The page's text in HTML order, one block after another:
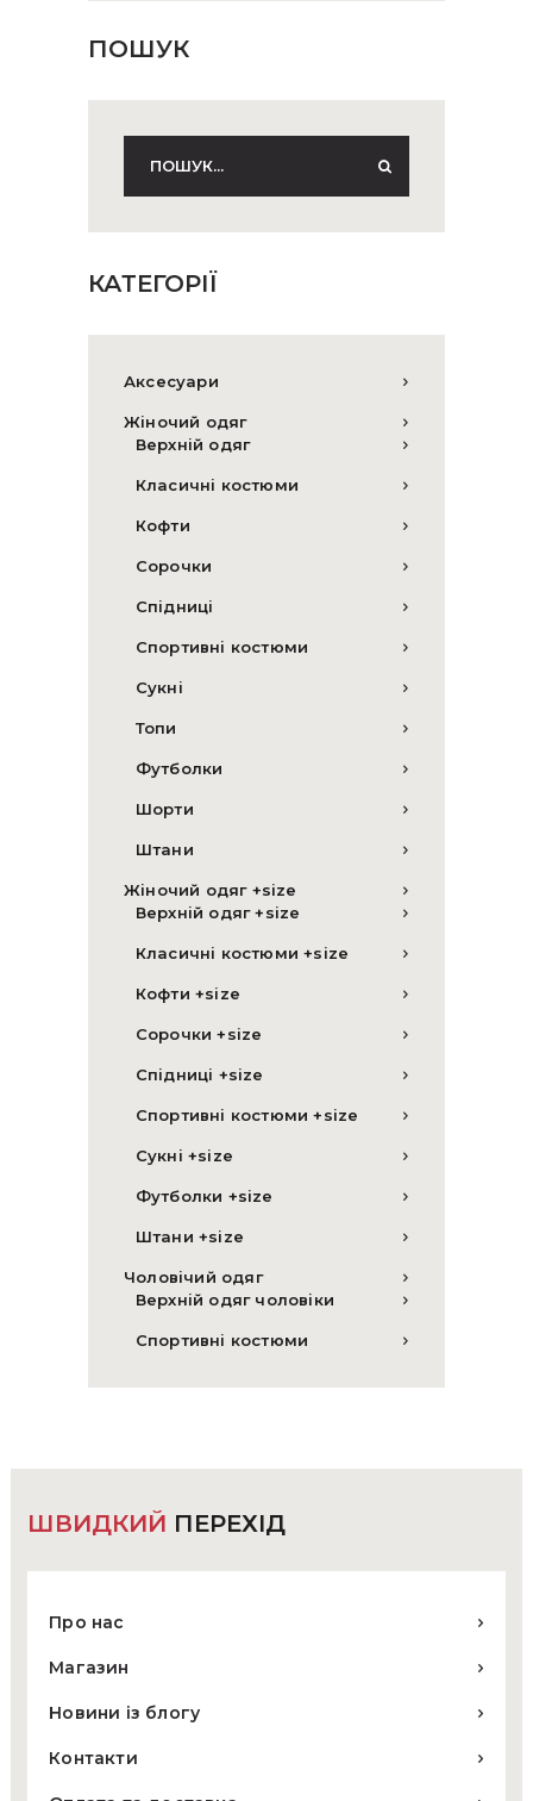
ПОШУК
КАТЕГОРІЇ
Аксесуари
Жіночий одяг
Верхній одяг
Класичні костюми
Кофти
Сорочки
Спідниці
Спортивні костюми
Сукні
Топи
Футболки
Шорти
Штани
Жіночий одяг +size
Верхній одяг +size
Класичні костюми +size
Кофти +size
Сорочки +size
Спідниці +size
Спортивні костюми +size
Сукні +size
Футболки +size
Штани +size
Чоловічий одяг
Верхній одяг чоловіки
Спортивні костюми
ШВИДКИЙ ПЕРЕХІД
Про нас
Магазин
Новини із блогу
Контакти